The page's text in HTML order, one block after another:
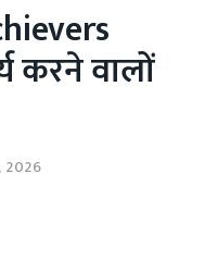
करने वालों
2026